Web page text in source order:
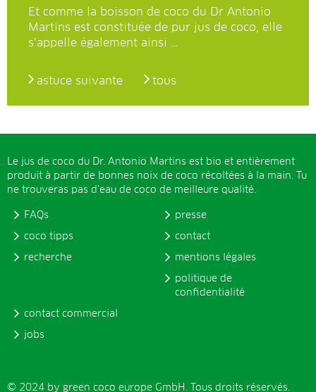
Et comme la boisson de coco du Dr Antonio
Martins est constituée de pur jus de coco, elle
s’appelle également ainsi …
astuce suivante tous
Le jus de coco du Dr. Antonio Martins est bio et entièrement
produit à partir de bonnes noix de coco récoltées à la main. Tu
ne trouveras pas d’eau de coco de meilleure qualité.
FAQs
coco tipps
recherche
presse
contact
mentions légales
politique de
confidentialité
contact commercial
jobs
© 2024 by green coco europe GmbH. Tous droits réservés.